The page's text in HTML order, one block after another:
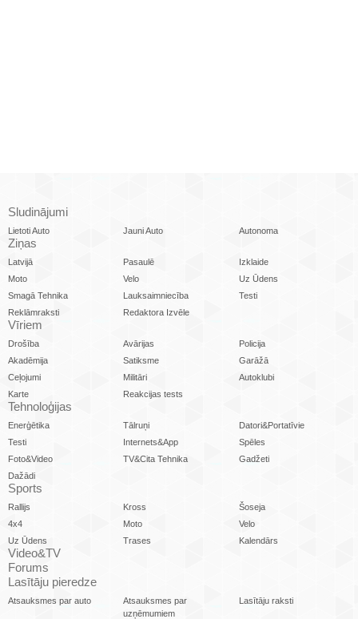
Sludinājumi
Lietoti Auto Jauni Auto Autonoma
Ziņas
Latvijā Pasaulē
Izklaide
Moto
Velo
Uz Ūdens
Smagā Tehnika
Lauksaimniecība
Testi
Reklāmraksti
Redaktora Izvēle
Vīriem
Drošība Avārijas
Policija
Akadēmija
Satiksme
Garāžā
Ceļojumi
Militāri
Autoklubi
Karte
Reakcijas tests
Tehnoloģijas
Enerģētika Tālruņi
Datori&Portatīvie
Testi
Internets&App
Spēles
Foto&Video
TV&Cita Tehnika
Gadžeti
Dažādi
Sports
Rallijs Kross
Šoseja
4x4
Moto
Velo
Uz Ūdens
Trases Kalendārs
Video&TV
Forums
Lasītāju pieredze
Atsauksmes par auto
Atsauksmes par
uzņēmumiem
Lasītāju raksti